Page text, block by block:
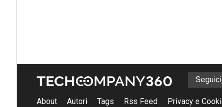
About Autori Tags Rss Feed Privacy e